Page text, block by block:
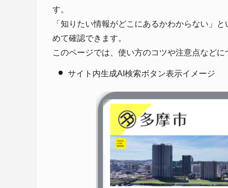
す。
「知りたい情報がどこにあるかわからない」
めて確認できます。
このページでは、使い方のコツや注意点などに
サイト内生成AI検索ボタン表示イメージ